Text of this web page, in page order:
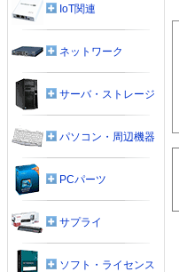
IoT関連
ネットワーク
サーバ・ストレージ
パソコン・周辺機器
PCパーツ
サプライ
ソフト・ライセンス